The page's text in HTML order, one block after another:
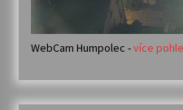
WebCam Humpolec -více